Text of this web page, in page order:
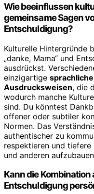
Wie beeinflussen
gemeinsame Sagen
Entschuldigung?
Kulturelle Hintergründe
„danke, Mama“ und
ausdrückst.
einzigartige
Ausdrucksweisen, die
wodurch manche
sind. Du könntest
offener oder subtiler
Normen. Das
authentischer zu
respektieren und
und anderen
Kann die
Entschuldigung